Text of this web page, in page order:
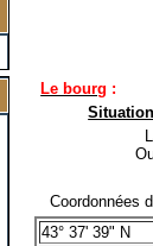
Le bourg :
Situation
Coordonnées
43° 37' 39" N